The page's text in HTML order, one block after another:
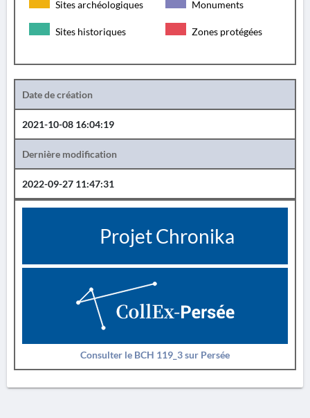
Sites archéologiques Monuments
Sites historiques Zones protégées
Date de création
2021-10-08 16:04:19
Dernière modification
2022-09-27 11:47:31
Projet Chronika
Consulter le BCH 119_3 sur Persée